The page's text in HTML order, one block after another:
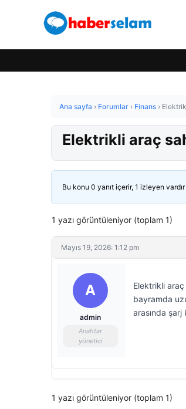
Ana sayfa › Forumlar › Finans ›
Elektrikli araç
Bu konu 0 yanıt içerir, 1 izleyen
1 yazı görüntüleniyor (toplam 1)
Mayıs 19, 2026: 1:12 pm
A
admin
Anahtar
yönetici
Elektrikli
bayramda
arasında şarj
1 yazı görüntüleniyor (toplam 1)